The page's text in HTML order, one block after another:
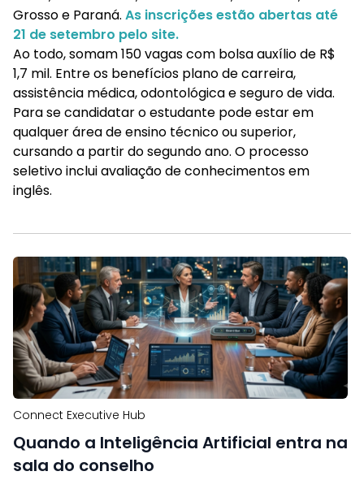
Grosso e Paraná. As inscrições estão abertas até
21 de setembro pelo site.
Ao todo, somam 150 vagas com bolsa auxílio de R$
1,7 mil. Entre os benefícios plano de carreira,
assistência médica, odontológica e seguro de vida.
Para se candidatar o estudante pode estar em
qualquer área de ensino técnico ou superior,
cursando a partir do segundo ano. O processo
seletivo inclui avaliação de conhecimentos em
inglês.
Connect Executive Hub
Quando a Inteligência Artificial entra na
sala do conselho